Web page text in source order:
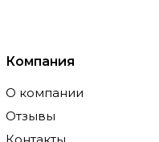
Компания
О компании
Отзывы